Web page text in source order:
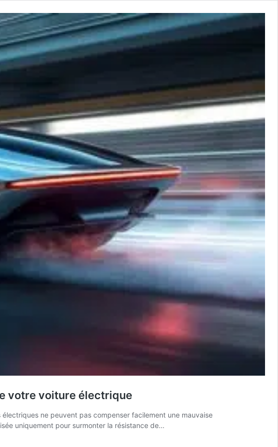
votre voiture électrique
ne peuvent pas compenser facilement une mauvaise
uniquement pour surmonter la résistance de…